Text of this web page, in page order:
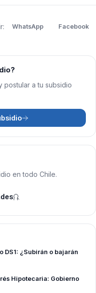
WhatsApp Facebook
postular a tu subsidio
en todo Chile.
DS1: ¿Subirán o bajarán
Hipotecaria: Gobierno